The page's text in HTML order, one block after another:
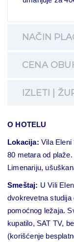
NAČIN
CENA
IZLETI |
O HOTELU
Lokacija: Vila Eleni
80 metara od
Limenariju,
Smeštaj: U Vili
dvokrevetna studija
pomoćnog ležaja.
kupatilo, SAT TV,
(korišćenje